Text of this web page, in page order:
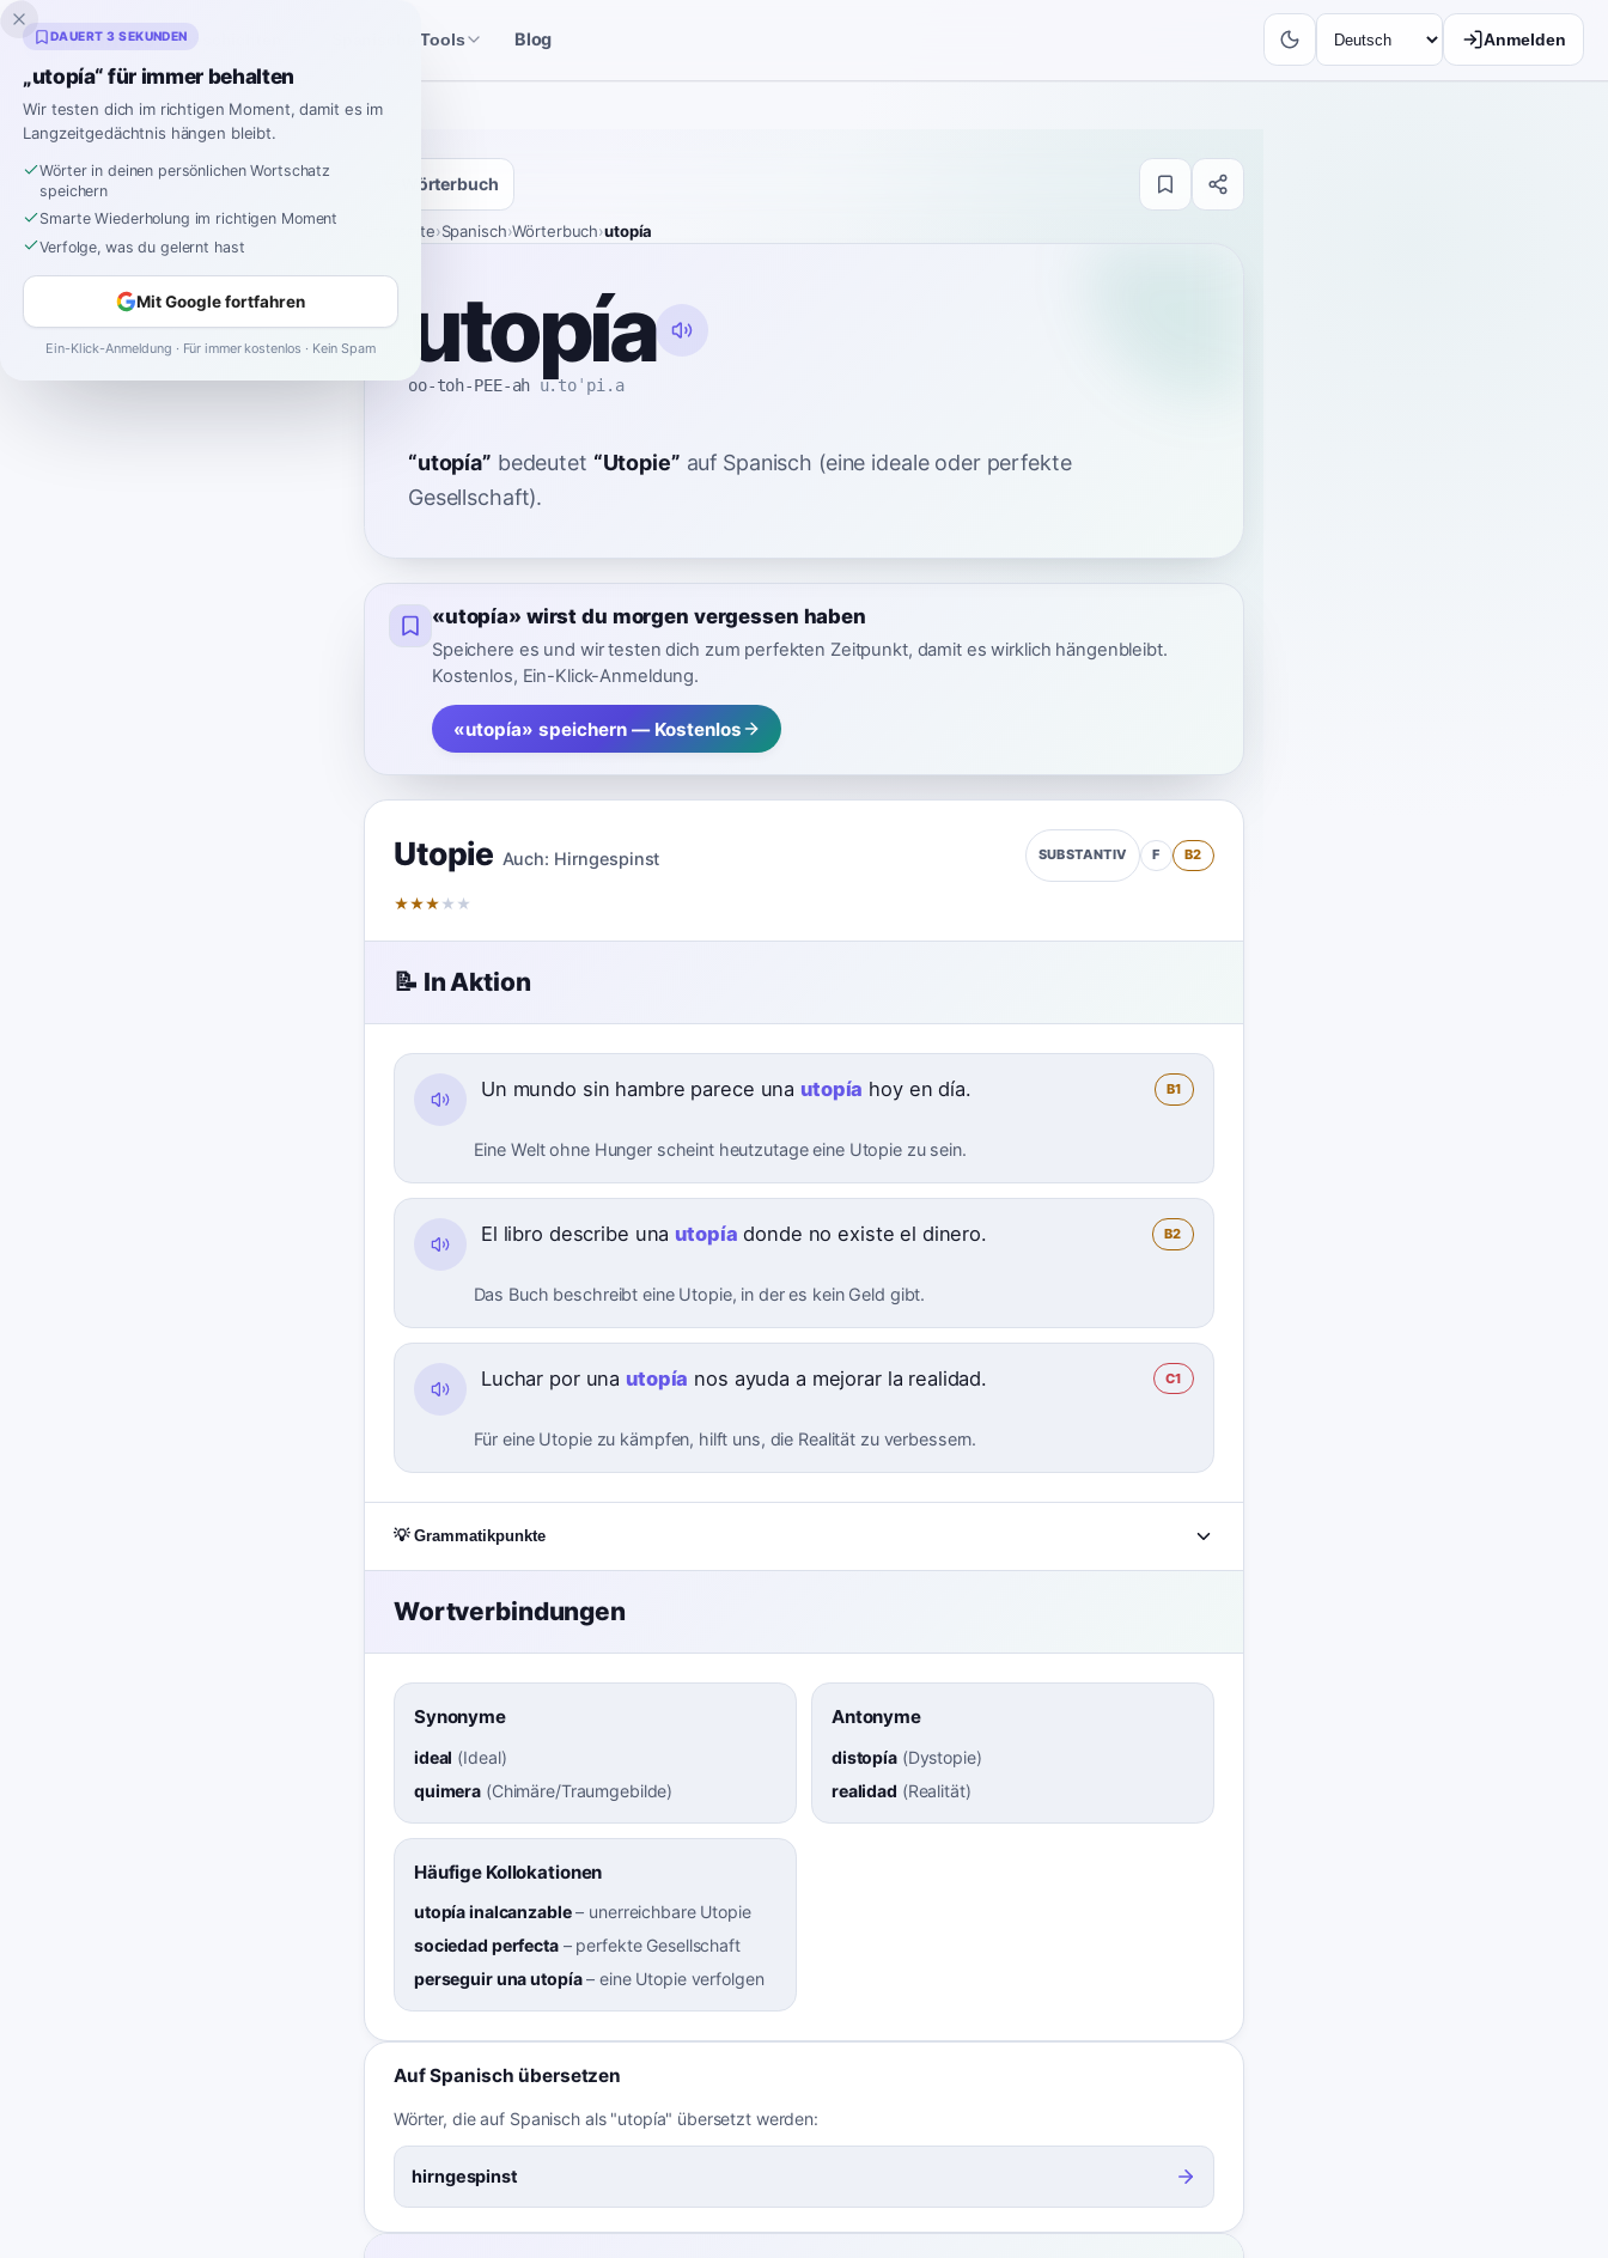
Inklingo Geschichten Spanische Tools Blog Anmelden
Wörterbuch
Startseite›Spanisch›Wörterbuch›utopía
utopía
oo-toh-PEE-ah u.toˈpi.a
“utopía” bedeutet “Utopie” auf Spanisch (eine ideale oder perfekte
Gesellschaft).
«utopía» wirst du morgen vergessen haben
Speichere es und wir testen dich zum perfekten Zeitpunkt, damit es wirklich hängenbleibt.
Kostenlos, Ein-Klick-Anmeldung.
«utopía» speichern — Kostenlos
Utopie Auch: Hirngespinst SUBSTANTIV F B2
★★★ ★ ★
📝 In Aktion
Un mundo sin hambre parece una utopía hoy en día. B1
Eine Welt ohne Hunger scheint heutzutage eine Utopie zu sein.
El libro describe una utopía donde no existe el dinero. B2
Das Buch beschreibt eine Utopie, in der es kein Geld gibt.
Luchar por una utopía nos ayuda a mejorar la realidad. C1
Für eine Utopie zu kämpfen, hilft uns, die Realität zu verbessern.
💡 Grammatikpunkte
Wortverbindungen
Synonyme
ideal (Ideal)
quimera (Chimäre/Traumgebilde)
Antonyme
distopía(Dystopie)
realidad (Realität)
Häufige Kollokationen
utopía inalcanzable– unerreichbare Utopie
sociedad perfecta– perfekte Gesellschaft
perseguir una utopía–eine Utopie verfolgen
Auf Spanisch übersetzen
Wörter, die auf Spanisch als "utopía" übersetzt werden:
hirngespinst
DAUERT 3 SEKUNDEN
„utopía“ für immer behalten
Wir testen dich im richtigen Moment, damit es im
Langzeitgedächtnis hängen bleibt.
Wörter in deinen persönlichen Wortschatz
speichern
Smarte Wiederholung im richtigen Moment
Verfolge, was du gelernt hast
Mit Google fortfahren
Ein-Klick-Anmeldung · Für immer kostenlos · Kein Spam